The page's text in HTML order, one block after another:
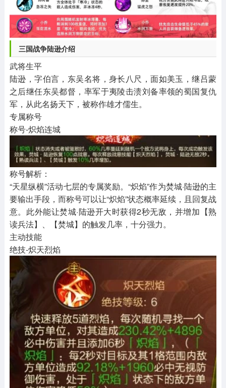
三国战争陆逊介绍
武将生平
陆逊，字伯言，东吴名将，身长八尺，面如美玉，继吕蒙
之后继任东吴都督，率军于夷陵击溃刘备率领的蜀国复仇
军，从此名扬天下，被称作雄才儒生。
专属称号
称号-炽焰连城
称号解析：
“天星纵横”活动七层的专属奖励。“炽焰”作为焚城·陆逊的主
要输出手段，而称号可以让“炽焰”状态概率延续，且回复战
意。此外能让焚城·陆逊开大时获得2秒无敌，并增加【熟
读兵法】、【焚城】的触发几率，十分强力。
主动技能
绝技-炽天烈焰